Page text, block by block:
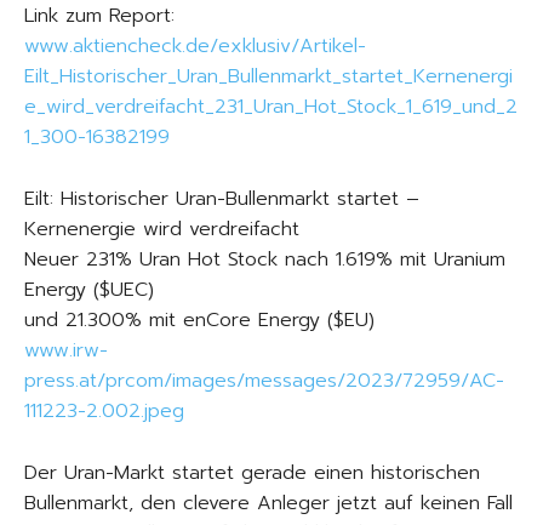
Link zum Report:
www.aktiencheck.de/exklusiv/Artikel-
Eilt_Historischer_Uran_Bullenmarkt_startet_Kernenergi
e_wird_verdreifacht_231_Uran_Hot_Stock_1_619_und_2
1_300-16382199
Eilt: Historischer Uran-Bullenmarkt startet –
Kernenergie wird verdreifacht
Neuer 231% Uran Hot Stock nach 1.619% mit Uranium
Energy ($UEC)
und 21.300% mit enCore Energy ($EU)
www.irw-
press.at/prcom/images/messages/2023/72959/AC-
111223-2.002.jpeg
Der Uran-Markt startet gerade einen historischen
Bullenmarkt, den clevere Anleger jetzt auf keinen Fall